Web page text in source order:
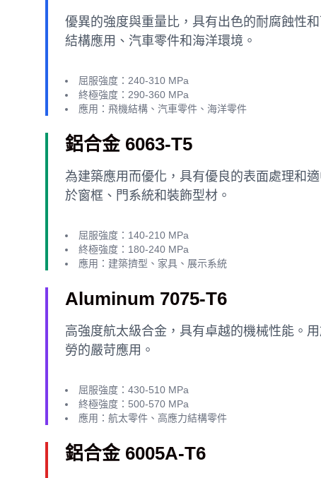
優異的強度與重量比，具有出色的耐腐蝕性
結構應用、汽車零件和海洋環境。
屈服強度：240-310 MPa
終極強度：290-360 MPa
應用：飛機結構、汽車零件、海洋零件
鋁合金 6063-T5
為建築應用而優化，具有優良的表面處理和
於窗框、門系統和裝飾型材。
屈服強度：140-210 MPa
終極強度：180-240 MPa
應用：建築擠型、家具、展示系統
Aluminum 7075-T6
高強度航太級合金，具有卓越的機械性能。
勞的嚴苛應用。
屈服強度：430-510 MPa
終極強度：500-570 MPa
應用：航太零件、高應力結構零件
鋁合金 6005A-T6